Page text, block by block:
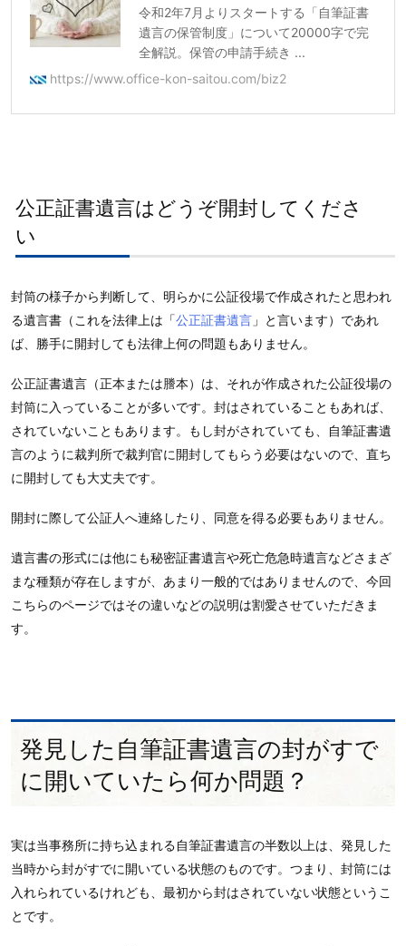
令和2年7月よりスタートする「自筆証書
遺言の保管制度」について20000字で完
全解説。保管の申請手続き ...
https://www.office-kon-saitou.com/biz2
公正証書遺言はどうぞ開封してくださ
い
封筒の様子から判断して、明らかに公証役場で作成されたと思われ
る遺言書（これを法律上は「公正証書遺言 」と言います）であれ
ば、勝手に開封しても法律上何の問題もありません。
公正証書遺言（正本または謄本）は、それが作成された公証役場の
封筒に入っていることが多いです。封はされていることもあれば、
されていないこともあります。もし封がされていても、自筆証書遺
言のように裁判所で裁判官に開封してもらう必要はないので、直ち
に開封しても大丈夫です。
開封に際して公証人へ連絡したり、同意を得る必要もありません。
遺言書の形式には他にも秘密証書遺言や死亡危急時遺言などさまざ
まな種類が存在しますが、あまり一般的ではありませんので、今回
こちらのページではその違いなどの説明は割愛させていただきま
す。
発見した自筆証書遺言の封がすで
に開いていたら何か問題？
実は当事務所に持ち込まれる自筆証書遺言の半数以上は、発見した
当時から封がすでに開いている状態のものです。つまり、封筒には
入れられているけれども、最初から封はされていない状態というこ
とです。